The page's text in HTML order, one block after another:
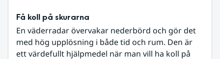
Få koll på skurarna
En väderradar övervakar nederbörd och gör det
med hög upplösning i både tid och rum. Den är
ett värdefullt hjälpmedel när man vill ha koll på